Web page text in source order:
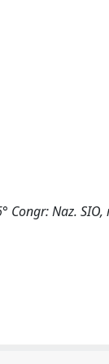
Congr: Naz.